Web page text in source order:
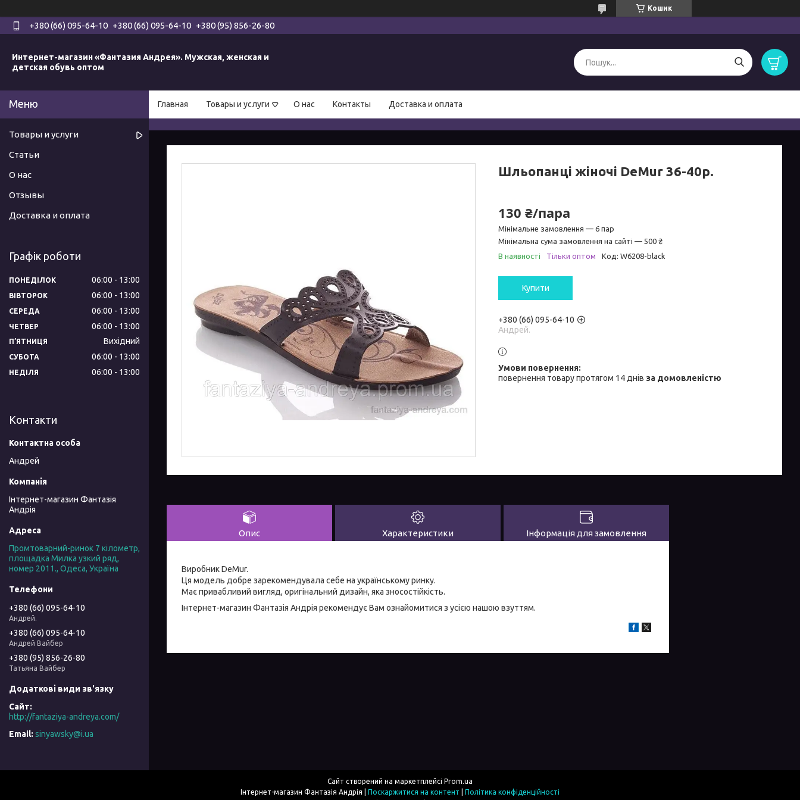
Кошик
+380 (66) 095-64-10 +380 (66) 095-64-10 +380 (95) 856-26-80
Интернет-магазин «Фантазия Андрея». Мужская, женская и
детская обувь оптом
Главная Товары и услуги О нас Контакты Доставка и оплата
Шльопанці жіночі DeMur 36-40р.
130 ₴/пара
Мінімальне замовлення — 6 пар
Мінімальна сума замовлення на сайті — 500 ₴
В наявності
Тільки оптом Код: W6208-black
Купити
+380 (66) 095-64-10
Андрей.
повернення товару протягом 14 днів за домовленістю
Опис Характеристики Інформація для замовлення
Виробник DeMur.
Ця модель добре зарекомендувала себе на українському ринку.
Має привабливий вигляд, оригінальний дизайн, яка зносостійкість.
Інтернет-магазин Фантазія Андрія рекомендує Вам ознайомитися з усією нашою взуттям.
Товары и услуги
Статьи
О нас
Отзывы
Доставка и оплата
Графік роботи
ПОНЕДІЛОК 06:00 13:00
ВІВТОРОК 06:00 13:00
СЕРЕДА 06:00 13:00
ЧЕТВЕР 06:00 13:00
ПʼЯТНИЦЯ Вихідний
СУБОТА 06:00 13:00
НЕДІЛЯ 06:00 13:00
Контакти
Андрей
Інтернет-магазин Фантазія
Андрія
Промтоварний-ринок 7 кілометр,
площадка Милка узкий ряд,
номер 2011., Одеса, Україна
+380 (66) 095-64-10
Андрей.
+380 (66) 095-64-10
Андрей Вайбер
+380 (95) 856-26-80
Татьяна Вайбер
http://fantaziya-andreya.com/
sinyawsky@i.ua
Сайт створений на маркетплейсі Prom.ua
Поскаржитися на контент
Політика конфіденційності